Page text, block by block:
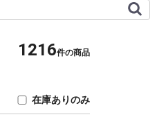
1216件の商品
在庫ありのみ